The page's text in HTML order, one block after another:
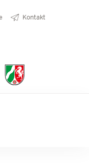
Kontakt